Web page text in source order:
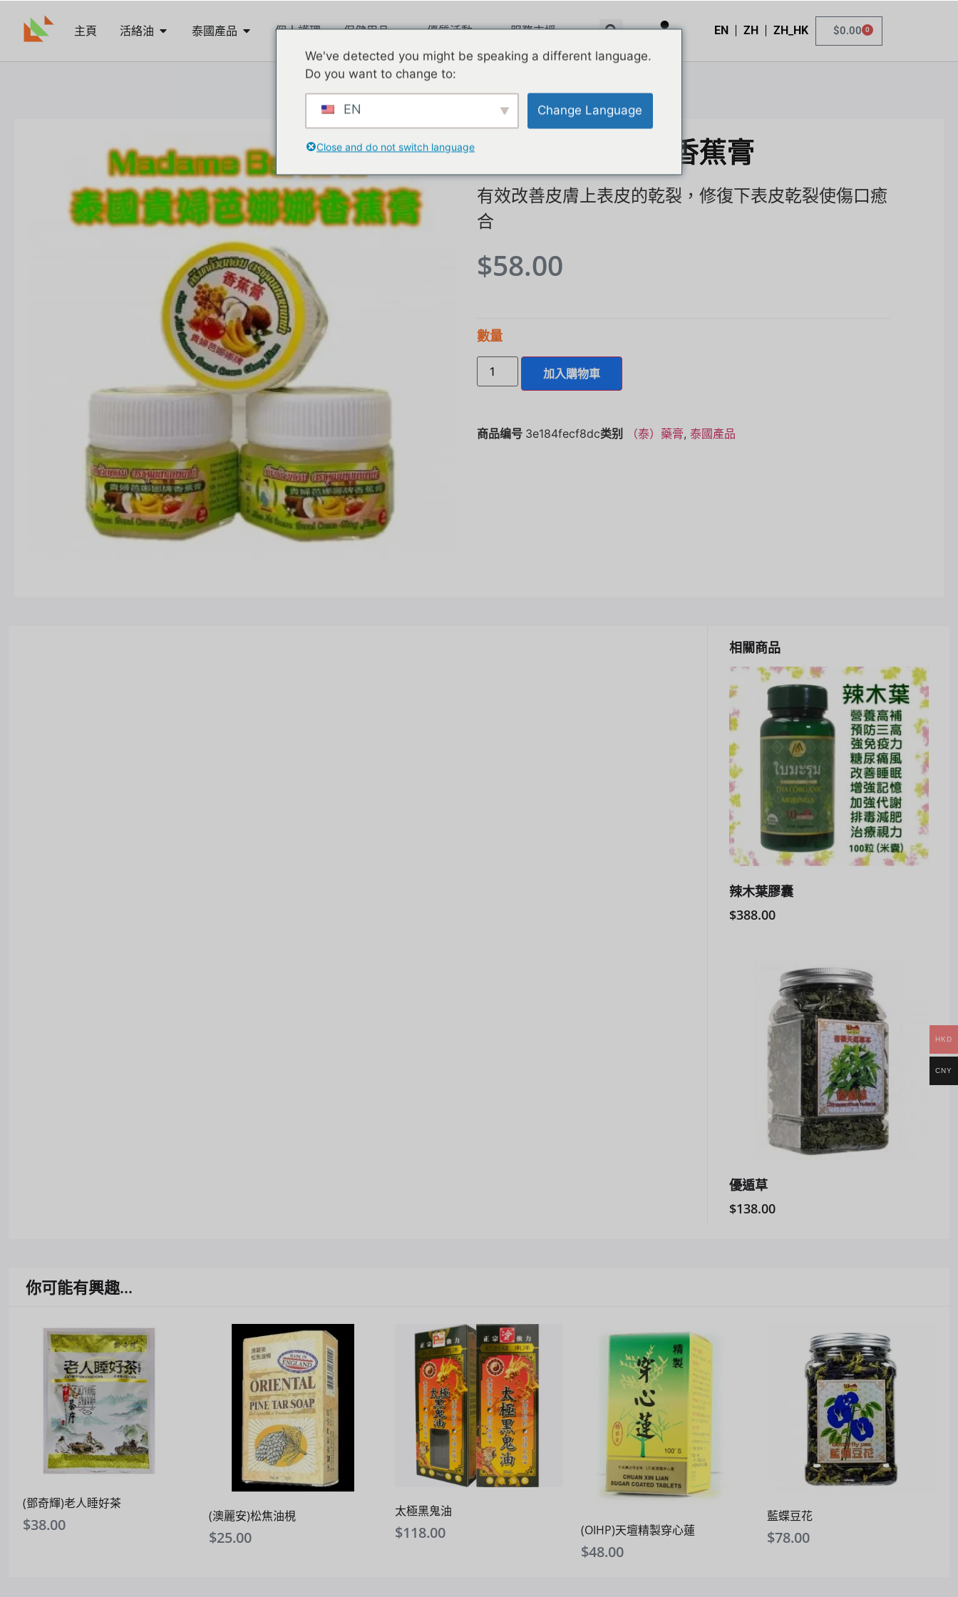
主頁 活絡油 泰國產品 個人護理 保健用品 優質活動 服務支援 EN ZH ZH_HK $0.00 0
泰國貴婦芭娜娜香蕉膏
有效改善皮膚上表皮的乾裂，修復下表皮乾裂使傷口癒
合
$58.00
數量
加入購物車
商品编号 3e184fecf8dc类别 （泰）藥膏, 泰國產品
相關商品
辣木葉膠囊
$388.00
優遁草
$138.00
你可能有興趣...
(鄧奇輝)老人睡好茶
$38.00 (澳麗安)松焦油梘
$25.00
太極黑鬼油
$118.00 (OIHP)天壇精製穿心蓮
$48.00
藍蝶豆花
$78.00
HKD
CNY
We've detected you might be speaking a different language.
Do you want to change to:
EN Change Language
Close and do not switch language